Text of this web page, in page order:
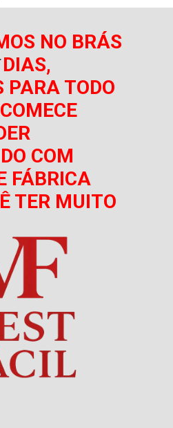
NO BRÁS
PARA TODO
COM
FÁBRICA
TER MUITO